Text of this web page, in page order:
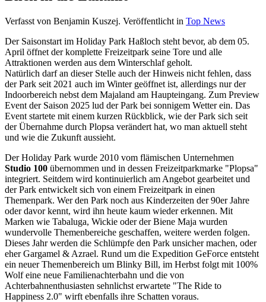
Verfasst von Benjamin Kuszej. Veröffentlicht in Top News
Der Saisonstart im Holiday Park Haßloch steht bevor, ab dem 05.
April öffnet der komplette Freizeitpark seine Tore und alle
Attraktionen werden aus dem Winterschlaf geholt.
Natürlich darf an dieser Stelle auch der Hinweis nicht fehlen, dass
der Park seit 2021 auch im Winter geöffnet ist, allerdings nur der
Indoorbereich nebst dem Majaland am Haupteingang. Zum Preview
Event der Saison 2025 lud der Park bei sonnigem Wetter ein. Das
Event startete mit einem kurzen Rückblick, wie der Park sich seit
der Übernahme durch Plopsa verändert hat, wo man aktuell steht
und wie die Zukunft aussieht.
Der Holiday Park wurde 2010 vom flämischen Unternehmen
Studio 100 übernommen und in dessen Freizeitparkmarke "Plopsa"
integriert. Seitdem wird kontinuierlich am Angebot gearbeitet und
der Park entwickelt sich von einem Freizeitpark in einen
Themenpark. Wer den Park noch aus Kinderzeiten der 90er Jahre
oder davor kennt, wird ihn heute kaum wieder erkennen. Mit
Marken wie Tabaluga, Wickie oder der Biene Maja wurden
wundervolle Themenbereiche geschaffen, weitere werden folgen.
Dieses Jahr werden die Schlümpfe den Park unsicher machen, oder
eher Gargamel & Azrael. Rund um die Expedition GeForce entsteht
ein neuer Themenbereich um Blinky Bill, im Herbst folgt mit 100%
Wolf eine neue Familienachterbahn und die von
Achterbahnenthusiasten sehnlichst erwartete "The Ride to
Happiness 2.0" wirft ebenfalls ihre Schatten voraus.